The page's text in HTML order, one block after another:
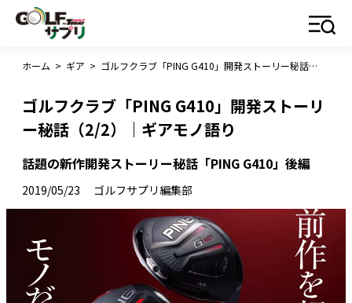
ホーム > ギア > ゴルフクラブ「PING G410」開発ストーリー秘話（2/2）｜ギアモノ語り
ゴルフクラブ「PING G410」開発ストーリ
ー秘話（2/2）｜ギアモノ語り
話題の新作開発ストーリー秘話「PING G410」後編
2019/05/23 ゴルフサプリ編集部